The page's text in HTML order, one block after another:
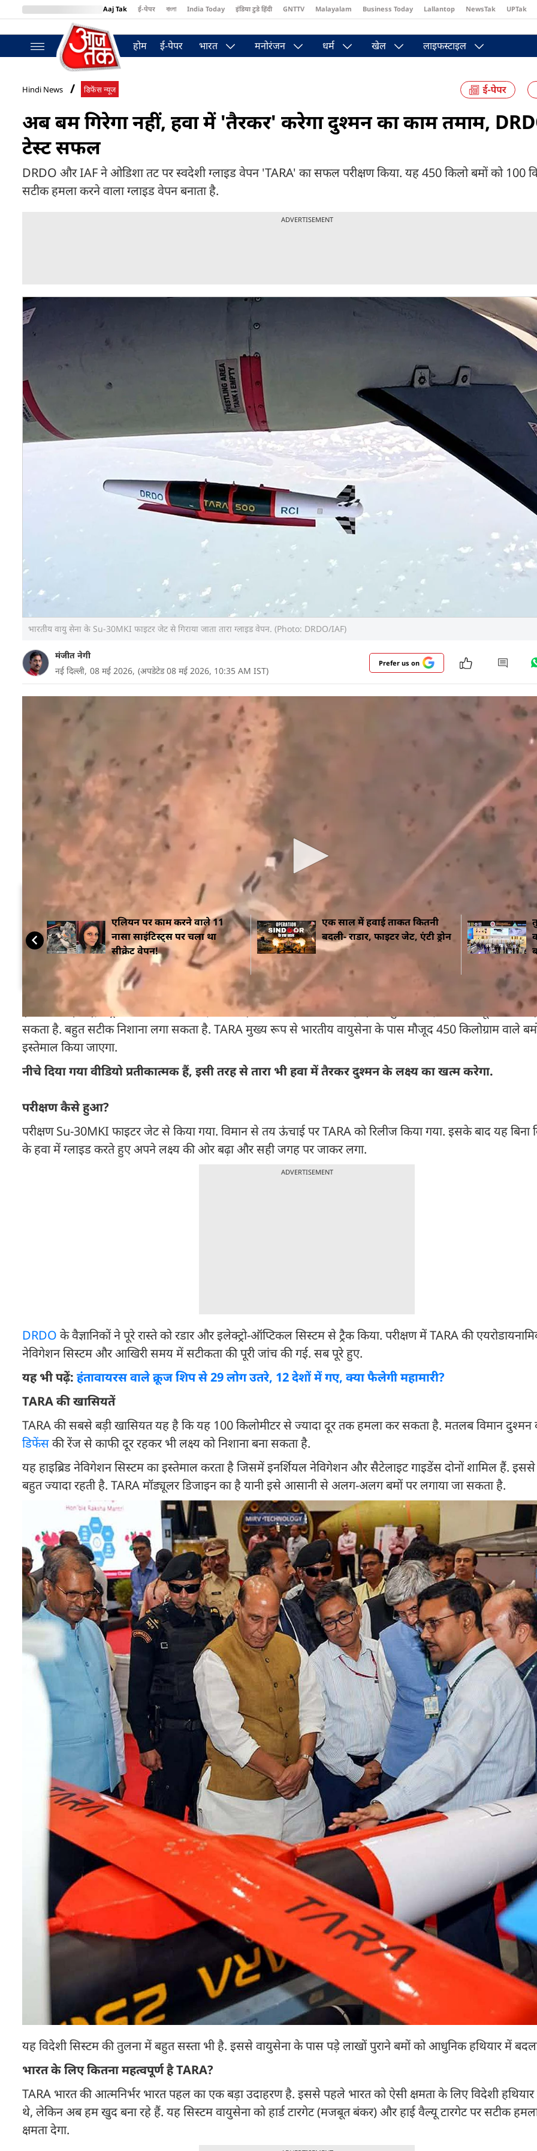
Aaj Tak ई-पेपर বাংলা India Today इंडिया टुडे हिंदी GNTTV Malayalam Business Today Lallantop NewsTak UPTak
BT Bazaar
होम ई-पेपर भारत मनोरंजन धर्म खेल लाइफस्टाइल
Hindi News डिफेंस न्यूज
अब बम गिरेगा नहीं, हवा में 'तैरकर' करेगा दुश्मन का काम तमाम,
टेस्ट सफल
DRDO और IAF ने ओडिशा तट पर स्वदेशी ग्लाइड वेपन 'TARA' का सफल परीक्षण किया. यह 450 किलो बमों को 100
सटीक हमला करने वाला ग्लाइड वेपन बनाता है.
ADVERTISEMENT
भारतीय वायु सेना के Su-30MKI फाइटर जेट से गिराया जाता तारा ग्लाइड वेपन. (Photo: DRDO/IAF)
मंजीत नेगी
नई दिल्ली, 08 मई 2026, (अपडेटेड 08 मई 2026, 10:35 AM IST)
Prefer us on
डिफेंस रिसर्च एंड डेवलपमेंट ऑर्गेनाइजेशन (DRDO) और भारतीय वायुसेना (IAF) ने ओडिशा तट के पास अपना पहला
वेपन 'TARA' का सफल परीक्षण किया है. यह परीक्षण बहुत महत्वपूर्ण माना जा रहा है क्योंकि TARA भारत को उन चुनिंदा
करेगा जो अपनी पुराने बमों को सटीक और दूर मार करने वाले हथियार में बदल सकते हैं. इस सफलता से भारतीय वायुसेना की
काफी बढ़ने वाली है.
TARA का पूरा नाम Tactical Advanced Range Augmentation है. यह भारत का पहला स्वदेशी मॉड्यूलर रेंज
आसान भाषा में समझें तो TARA एक ऐसा सिस्टम है जो सामान्य अनगाइडेड बमों को स्मार्ट ग्लाइड वेपन में बदल देता है.
यह भी पढ़ें:अग्नि-6 सुपर मिसाइल तैयार, भारत दुनिया को दिखाने जा रहा ताकत
सम्बंधित ख़बरें
एलियन पर काम करने वाले 11
नासा साइंटिस्ट्स पर चला था
सीक्रेट वेपन!
एक साल में हवाई ताकत कितनी
बदली- राडार, फाइटर जेट, एंटी ड्रोन
इसमें विंग्स (पंखे), कंट्रोल सर्फेस और एक बेहतरीन गाइडेंस पैकेज लगाया जाता है. इससे पुराने बम हवा में लंबी दूरी तक
सकता है. बहुत सटीक निशाना लगा सकता है. TARA मुख्य रूप से भारतीय वायुसेना के पास मौजूद 450 किलोग्राम वाले
इस्तेमाल किया जाएगा.
नीचे दिया गया वीडियो प्रतीकात्मक हैं, इसी तरह से तारा भी हवा में तैरकर दुश्मन के लक्ष्य का खत्म करेगा.
परीक्षण कैसे हुआ?
परीक्षण Su-30MKI फाइटर जेट से किया गया. विमान से तय ऊंचाई पर TARA को रिलीज किया गया. इसके बाद यह बिना
के हवा में ग्लाइड करते हुए अपने लक्ष्य की ओर बढ़ा और सही जगह पर जाकर लगा.
ADVERTISEMENT
DRDO के वैज्ञानिकों ने पूरे रास्ते को रडार और इलेक्ट्रो-ऑप्टिकल सिस्टम से ट्रैक किया. परीक्षण में TARA की
नेविगेशन सिस्टम और आखिरी समय में सटीकता की पूरी जांच की गई. सब पूरे हुए.
यह भी पढ़ें: हंतावायरस वाले क्रूज शिप से 29 लोग उतरे, 12 देशों में गए, क्या फैलेगी महामारी?
TARA की खासियतें
TARA की सबसे बड़ी खासियत यह है कि यह 100 किलोमीटर से ज्यादा दूर तक हमला कर सकता है. मतलब विमान दुश्मन
डिफेंसकी रेंज से काफी दूर रहकर भी लक्ष्य को निशाना बना सकता है.
यह हाइब्रिड नेविगेशन सिस्टम का इस्तेमाल करता है जिसमें इनर्शियल नेविगेशन और सैटेलाइट गाइडेंस दोनों शामिल हैं.
बहुत ज्यादा रहती है. TARA मॉड्यूलर डिजाइन का है यानी इसे आसानी से अलग-अलग बमों पर लगाया जा सकता है.
यह विदेशी सिस्टम की तुलना में बहुत सस्ता भी है. इससे वायुसेना के पास पड़े लाखों पुराने बमों को आधुनिक हथियार में
भारत के लिए कितना महत्वपूर्ण है TARA?
TARA भारत की आत्मनिर्भर भारत पहल का एक बड़ा उदाहरण है. इससे पहले भारत को ऐसी क्षमता के लिए विदेशी
थे, लेकिन अब हम खुद बना रहे हैं. यह सिस्टम वायुसेना को हार्ड टारगेट (मजबूत बंकर) और हाई वैल्यू टारगेट पर सटीक
क्षमता देगा.